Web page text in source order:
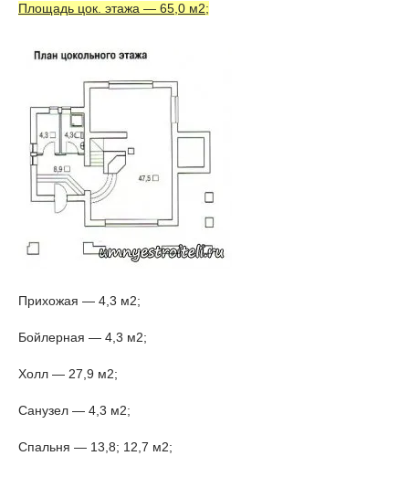
Площадь цок. этажа — 65,0 м2;
Прихожая — 4,3 м2;
Бойлерная — 4,3 м2;
Холл — 27,9 м2;
Санузел — 4,3 м2;
Спальня — 13,8; 12,7 м2;